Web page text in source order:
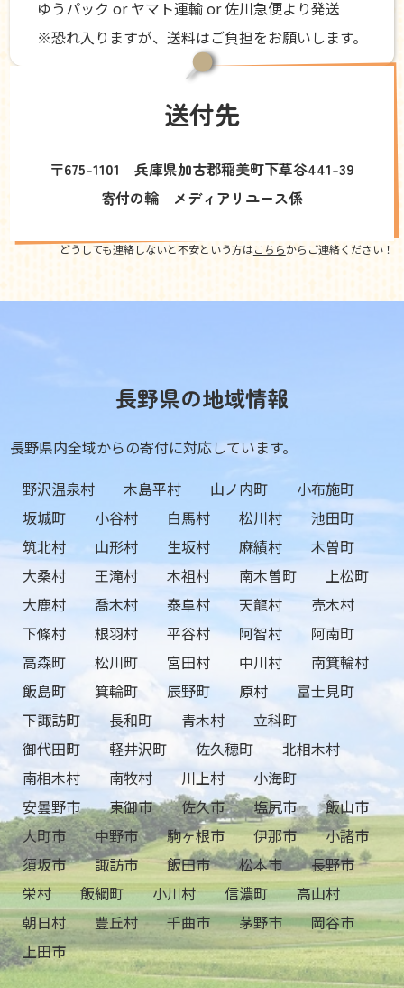
ゆうパック or ヤマト運輸 or 佐川急便より発送
※恐れ入りますが、送料はご負担をお願いします。
送付先
〒675-1101 兵庫県加古郡稲美町下草谷441-39
寄付の輪 メディアリユース係
どうしても連絡しないと不安という方はこちらからご連絡ください！
長野県の地域情報
長野県内全域からの寄付に対応しています。
野沢温泉村
木島平村 山ノ内町
小布施町
坂城町
小谷村 白馬村 松川村
池田町
筑北村
山形村 生坂村 麻績村
木曽町
大桑村
王滝村 木祖村 南木曽町
上松町
大鹿村
喬木村 泰阜村 天龍村
売木村
下條村
根羽村 平谷村 阿智村
阿南町
高森町
松川町 宮田村 中川村
南箕輪村
飯島町
箕輪町 辰野町 原村
富士見町
下諏訪町
長和町 青木村
立科町
御代田町
軽井沢町 佐久穂町
北相木村
南相木村
南牧村 川上村
小海町
安曇野市
東御市 佐久市 塩尻市
飯山市
大町市
中野市 駒ヶ根市 伊那市
小諸市
須坂市
諏訪市 飯田市 松本市
長野市
栄村
飯綱町 小川村 信濃町
高山村
朝日村
豊丘村 千曲市 茅野市
岡谷市
上田市